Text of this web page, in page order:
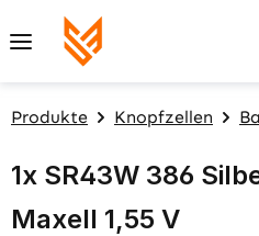
Zum Hauptinhalt springen
Produkte Knopfzellen
1x SR43W 386
Maxell 1,55 V